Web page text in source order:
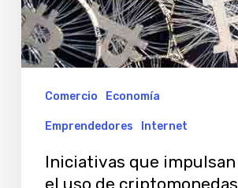
Argentina
Comercio Economía
Emprendedores Internet
Iniciativas que impulsan
el uso de criptomonedas